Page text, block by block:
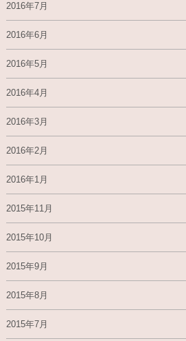
2016年7月
2016年6月
2016年5月
2016年4月
2016年3月
2016年2月
2016年1月
2015年11月
2015年10月
2015年9月
2015年8月
2015年7月